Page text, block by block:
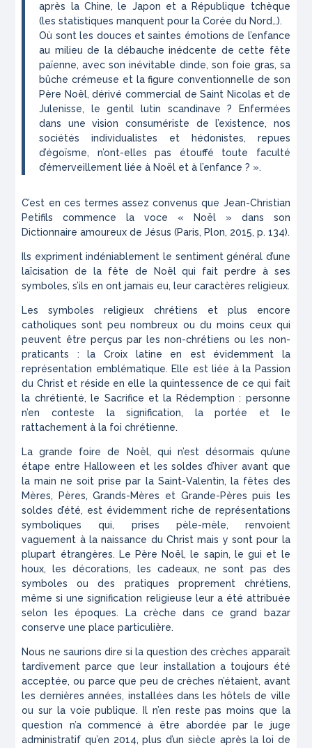
après la Chine, le Japon et a République tchèque
(les statistiques manquent pour la Corée du Nord…).
Où sont les douces et saintes émotions de l’enfance
au milieu de la débauche inédcente de cette fête
païenne, avec son inévitable dinde, son foie gras, sa
bûche crémeuse et la figure conventionnelle de son
Père Noël, dérivé commercial de Saint Nicolas et de
Julenisse, le gentil lutin scandinave ? Enfermées
dans une vision consumériste de l’existence, nos
sociétés individualistes et hédonistes, repues
d’égoïsme, n’ont-elles pas étouffé toute faculté
d’émerveillement liée à Noël et à l’enfance ? ».
C’est en ces termes assez convenus que Jean-Christian
Petifils commence lavoce « Noël » dans son
Dictionnaire amoureux de Jésus (Paris, Plon, 2015, p. 134).
Ils expriment indéniablement le sentiment général d’une
laïcisation de la fête de Noël qui fait perdre à ses
symboles, s’ils en ont jamais eu, leur caractères religieux.
Les symboles religieux chrétiens et plus encore
catholiques sont peu nombreux ou du moins ceux qui
peuvent être perçus par les non-chrétiens ou les non-
praticants : la Croix latine en est évidemment la
représentation emblématique. Elle est liée à la Passion
du Christ et réside en elle la quintessence de ce qui fait
la chrétienté, le Sacrifice et la Rédemption : personne
n’en conteste la signification, la portée et le
rattachement à la foi chrétienne.
La grande foire de Noël, qui n’est désormais qu’une
étape entre Halloween et les soldes d’hiver avant que
la main ne soit prise par la Saint-Valentin, la fêtes des
Mères, Pères, Grands-Mères et Grande-Pères puis les
soldes d’été, est évidemment riche de représentations
symboliques qui, prises pèle-mèle, renvoient
vaguement à la naissance du Christ mais y sont pour la
plupart étrangères. Le Père Noël, le sapin, le gui et le
houx, les décorations, les cadeaux, ne sont pas des
symboles ou des pratiques proprement chrétiens,
même si une signification religieuse leur a été attribuée
selon les époques. La crèche dans ce grand bazar
conserve une place particulière.
Nous ne saurions dire si la question des crèches apparaît
tardivement parce que leur installation a toujours été
acceptée, ou parce que peu de crèches n’étaient, avant
les dernières années, installées dans les hôtels de ville
ou sur la voie publique. Il n’en reste pas moins que la
question n’a commencé à être abordée par le juge
administratif qu’en 2014, plus d’un siècle après la loi de